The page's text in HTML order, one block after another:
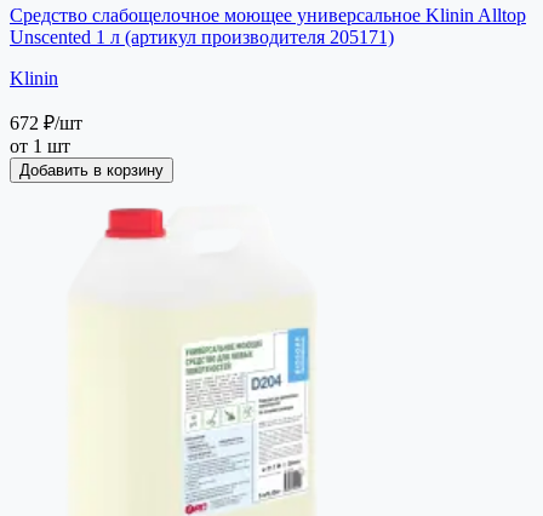
Средство слабощелочное моющее универсальное Klinin Alltop
Unscented 1 л (артикул производителя 205171)
Klinin
672 ₽/шт
от 1 шт
Добавить в корзину